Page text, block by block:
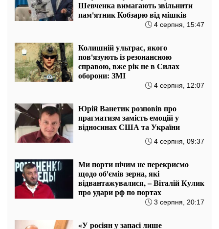
Шевченка вимагають звільнити
пам'ятник Кобзарю від мішків
4 серпня, 15:47
Колишній ультрас, якого
пов'язують із резонансною
справою, вже рік не в Силах
оборони: ЗМІ
4 серпня, 12:07
Юрій Ванетик розповів про
прагматизм замість емоцій у
відносинах США та України
4 серпня, 09:37
Ми порти нічим не перекриємо
щодо об'ємів зерна, які
відвантажувалися, – Віталій Кулик
про удари рф по портах
3 серпня, 20:17
«У росіян у запасі лише